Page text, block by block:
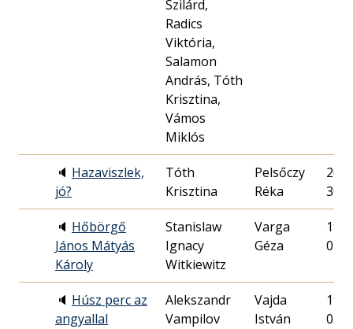
Szilárd,
Radics
Viktória,
Salamon
András, Tóth
Krisztina,
Vámos
Miklós
🔈 Hazaviszlek,
jó?
Tóth
Krisztina
Pelsőczy
Réka
30.
🔈 Hőbörgő
János Mátyás
Károly
Stanislaw
Ignacy
Witkiewitz
Varga
Géza
01.
🔈 Húsz perc az
angyallal
Alekszandr
Vampilov
Vajda
István
03.